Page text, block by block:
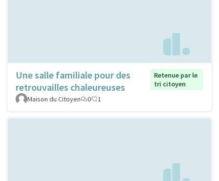
Une salle familiale pour des
retrouvailles chaleureuses
Retenue par le
tri citoyen
Maison du Citoyen
0 1